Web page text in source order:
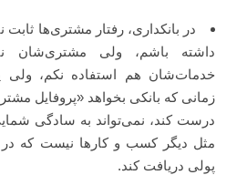
در بانکداری، رفتار مشتری‌ها
داشته باشم، ولی مشتری‌شان
خدمات‌شان هم استفاده نکم، ولی
درست کند، نمی‌تواند به سادگی
مثل دیگر کسب و کارها نیست که
پولی دریافت کند.